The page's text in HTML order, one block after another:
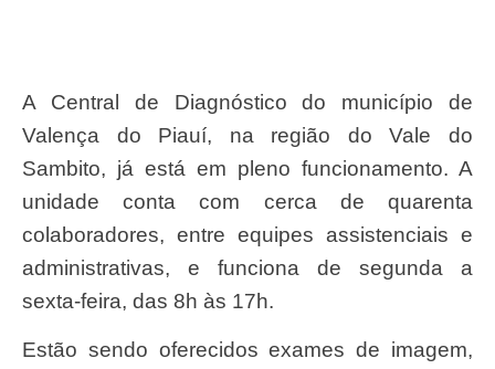
A Central de Diagnóstico do município de
Valença do Piauí, na região do Vale do
Sambito, já está em pleno funcionamento. A
unidade conta com cerca de quarenta
colaboradores, entre equipes assistenciais e
administrativas, e funciona de segunda a
sexta-feira, das 8h às 17h.
Estão sendo oferecidos exames de imagem,